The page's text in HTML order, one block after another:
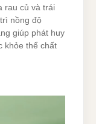
rau củ và trái
nồng độ
giúp phát huy
khỏe thể chất